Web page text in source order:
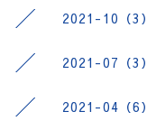
2021-10（3）
2021-07（3）
2021-04（6）